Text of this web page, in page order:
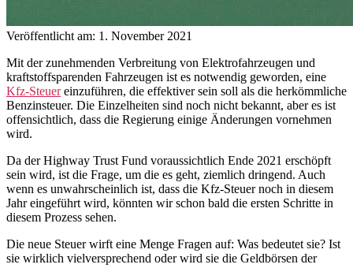
Veröffentlicht am: 1. November 2021
Mit der zunehmenden Verbreitung von Elektrofahrzeugen und
kraftstoffsparenden Fahrzeugen ist es notwendig geworden, eine
Kfz-Steuereinzuführen, die effektiver sein soll als die herkömmliche
Benzinsteuer. Die Einzelheiten sind noch nicht bekannt, aber es ist
offensichtlich, dass die Regierung einige Änderungen vornehmen
wird.
Da der Highway Trust Fund voraussichtlich Ende 2021 erschöpft
sein wird, ist die Frage, um die es geht, ziemlich dringend. Auch
wenn es unwahrscheinlich ist, dass die Kfz-Steuer noch in diesem
Jahr eingeführt wird, könnten wir schon bald die ersten Schritte in
diesem Prozess sehen.
Die neue Steuer wirft eine Menge Fragen auf: Was bedeutet sie? Ist
sie wirklich vielversprechend oder wird sie die Geldbörsen der